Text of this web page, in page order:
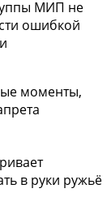
МИП не
ошибкой
моменты,
в руки ружьё